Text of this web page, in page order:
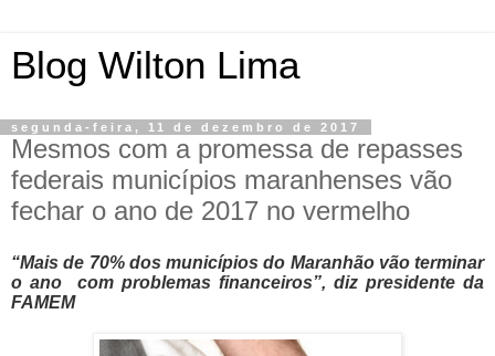
Blog Wilton Lima
segunda-feira, 11 de dezembro de 2017
Mesmos com a promessa de repasses
federais municípios maranhenses vão
fechar o ano de 2017 no vermelho
“Mais de 70% dos municípios do Maranhão vão terminar
o ano com problemas financeiros”, diz presidente da
FAMEM